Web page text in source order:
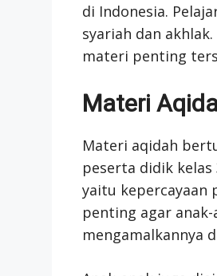
di Indonesia.
syariah dan
materi penting
Materi
Materi aqidah
peserta didik
yaitu kepercayaan
penting agar
mengamalkannya